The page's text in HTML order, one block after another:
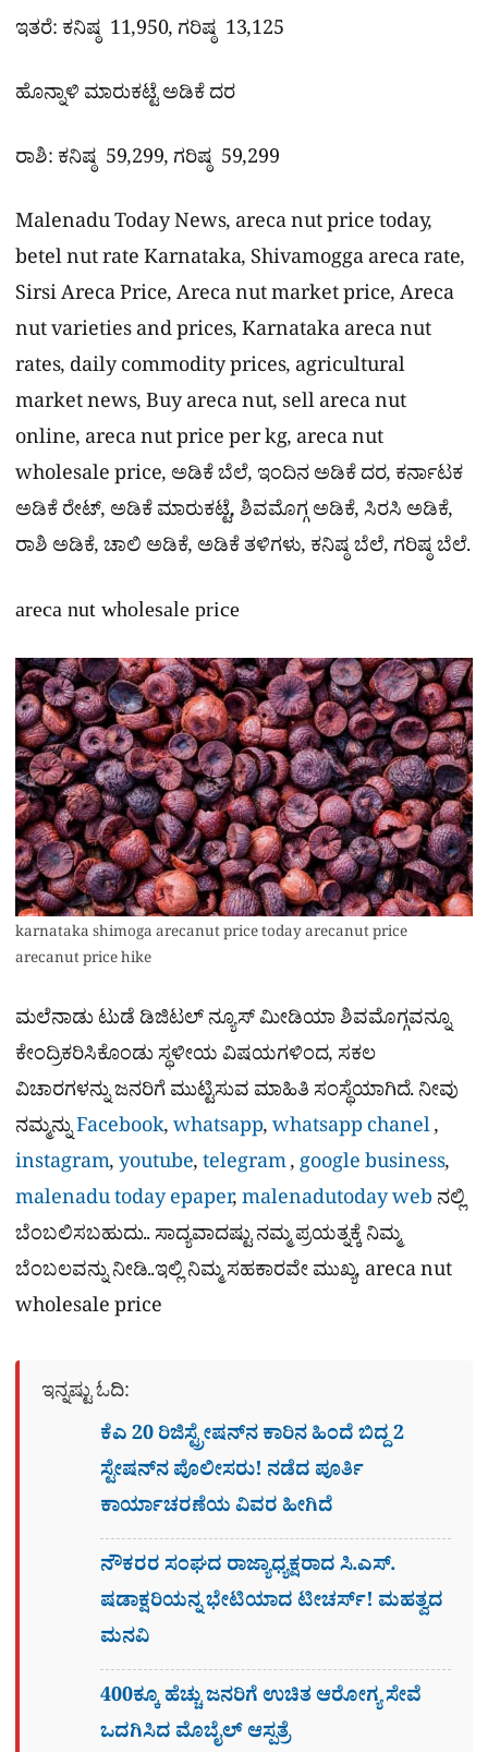
ಇತರೆ: ಕನಿಷ್ಠ 11,950, ಗರಿಷ್ಠ 13,125
ಹೊನ್ನಾಳಿ ಮಾರುಕಟ್ಟೆ ಅಡಿಕೆ ದರ
ರಾಶಿ: ಕನಿಷ್ಠ 59,299, ಗರಿಷ್ಠ 59,299
Malenadu Today News, areca nut price today,
betel nut rate Karnataka, Shivamogga areca rate,
Sirsi Areca Price, Areca nut market price, Areca
nut varieties and prices, Karnataka areca nut
rates, daily commodity prices, agricultural
market news, Buy areca nut, sell areca nut
online, areca nut price per kg, areca nut
wholesale price, ಅಡಿಕೆ ಬೆಲೆ, ಇಂದಿನ ಅಡಿಕೆ ದರ, ಕರ್ನಾಟಕ
ಅಡಿಕೆ ರೇಟ್, ಅಡಿಕೆ ಮಾರುಕಟ್ಟೆ, ಶಿವಮೊಗ್ಗ ಅಡಿಕೆ, ಸಿರಸಿ ಅಡಿಕೆ,
ರಾಶಿ ಅಡಿಕೆ, ಚಾಲಿ ಅಡಿಕೆ, ಅಡಿಕೆ ತಳಿಗಳು, ಕನಿಷ್ಠ ಬೆಲೆ, ಗರಿಷ್ಠ ಬೆಲೆ.
areca nut wholesale price
karnataka shimoga arecanut price today arecanut price
arecanut price hike
ಮಲೆನಾಡು ಟುಡೆ ಡಿಜಿಟಲ್ ನ್ಯೂಸ್ ಮೀಡಿಯಾ ಶಿವಮೊಗ್ಗವನ್ನೂ
ಕೇಂದ್ರಿಕರಿಸಿಕೊಂಡು ಸ್ಥಳೀಯ ವಿಷಯಗಳಿಂದ, ಸಕಲ
ವಿಚಾರಗಳನ್ನು ಜನರಿಗೆ ಮುಟ್ಟಿಸುವ ಮಾಹಿತಿ ಸಂಸ್ಥೆಯಾಗಿದೆ. ನೀವು
ನಮ್ಮನ್ನುFacebook,whatsapp,whatsapp chanel,
instagram,youtube,telegram,google business,
malenadu today epaper,malenadutoday web ನಲ್ಲಿ
ಬೆಂಬಲಿಸಬಹುದು.. ಸಾದ್ಯವಾದಷ್ಟು ನಮ್ಮ ಪ್ರಯತ್ನಕ್ಕೆ ನಿಮ್ಮ
ಬೆಂಬಲವನ್ನು ನೀಡಿ..ಇಲ್ಲಿ ನಿಮ್ಮ ಸಹಕಾರವೇ ಮುಖ್ಯ, areca nut
wholesale price
ಇನ್ನಷ್ಟು ಓದಿ:
ಕೆಎ 20 ರಿಜಿಸ್ಟ್ರೇಷನ್​ನ ಕಾರಿನ ಹಿಂದೆ ಬಿದ್ದ 2
ಸ್ಟೇಷನ್​ನ ಪೊಲೀಸರು! ನಡೆದ ಪೂರ್ತಿ
ಕಾರ್ಯಾಚರಣೆಯ ವಿವರ ಹೀಗಿದೆ
ನೌಕರರ ಸಂಘದ ರಾಜ್ಯಾಧ್ಯಕ್ಷರಾದ ಸಿ.ಎಸ್.
ಷಡಾಕ್ಷರಿಯನ್ನ ಭೇಟಿಯಾದ ಟೀಚರ್ಸ್​! ಮಹತ್ವದ
ಮನವಿ
400ಕ್ಕೂ ಹೆಚ್ಚು ಜನರಿಗೆ ಉಚಿತ ಆರೋಗ್ಯ ಸೇವೆ
ಒದಗಿಸಿದ ಮೊಬೈಲ್ ಆಸ್ಪತ್ರೆ